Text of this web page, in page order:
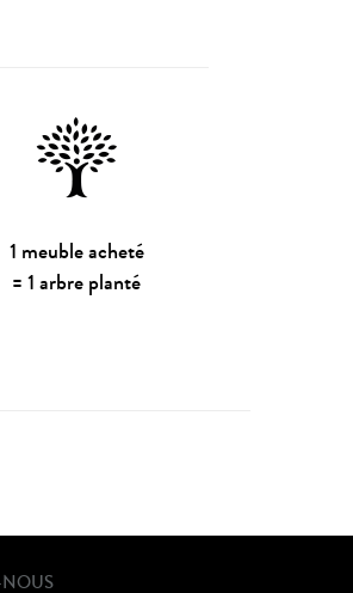
1 meuble acheté
= 1 arbre planté